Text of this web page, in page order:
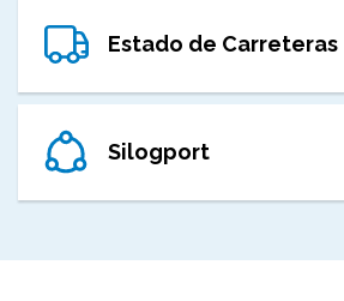
Estado de Carreteras
Silogport